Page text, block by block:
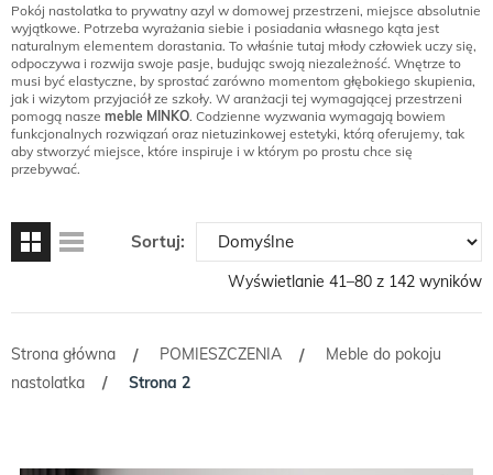
Pokój nastolatka to prywatny azyl w domowej przestrzeni, miejsce absolutnie
wyjątkowe. Potrzeba wyrażania siebie i posiadania własnego kąta jest
naturalnym elementem dorastania. To właśnie tutaj młody człowiek uczy się,
odpoczywa i rozwija swoje pasje, budując swoją niezależność. Wnętrze to
musi być elastyczne, by sprostać zarówno momentom głębokiego skupienia,
jak i wizytom przyjaciół ze szkoły. W aranżacji tej wymagającej przestrzeni
pomogą nasze meble MINKO. Codzienne wyzwania wymagają bowiem
funkcjonalnych rozwiązań oraz nietuzinkowej estetyki, którą oferujemy, tak
aby stworzyć miejsce, które inspiruje i w którym po prostu chce się
przebywać.
Sortuj:
Wyświetlanie 41–80 z 142 wyników
Strona główna / POMIESZCZENIA /
Meble do pokoju
nastolatka
/ Strona 2